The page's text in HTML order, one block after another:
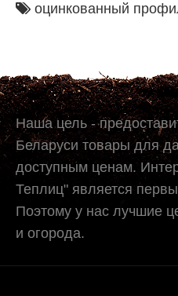
оцинкованный
Наша цель -
Беларуси товары для
доступным ценам.
Теплиц" является
Поэтому у нас лучшие
и огорода.